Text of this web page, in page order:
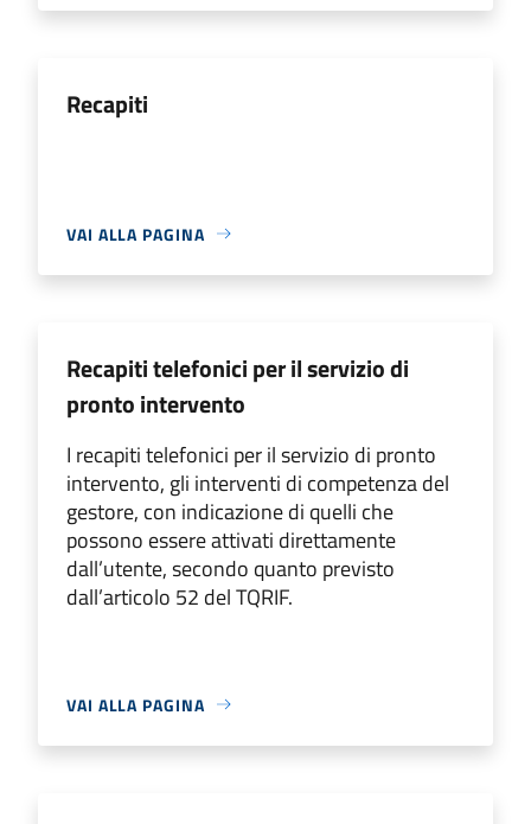
Recapiti
VAI ALLA PAGINA
Recapiti telefonici per il servizio di
pronto intervento
I recapiti telefonici per il servizio di pronto
intervento, gli interventi di competenza del
gestore, con indicazione di quelli che
possono essere attivati direttamente
dall’utente, secondo quanto previsto
dall’articolo 52 del TQRIF.
VAI ALLA PAGINA